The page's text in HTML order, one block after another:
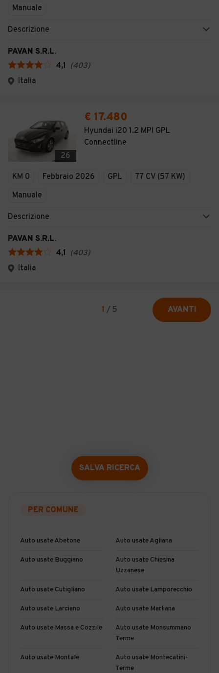
Manuale
Descrizione
PAVAN S.R.L.
4,1 (403)
Italia
26
€ 17.480
Hyundai i20 1.2 MPI GPL
Connectline
KM 0 Febbraio 2026 GPL
77 CV (57 KW)
Manuale
Descrizione
PAVAN S.R.L.
4,1 (403)
Italia
1 / 5 AVANTI
SALVA RICERCA
PER COMUNE
Auto usate Abetone Auto usate Agliana
Auto usate Buggiano
Auto usate Chiesina
Uzzanese
Auto usate Cutigliano Auto usate Lamporecchio
Auto usate Larciano Auto usate Marliana
Auto usate Massa e Cozzile
Auto usate Monsummano
Terme
Auto usate Montale
Auto usate Montecatini-
Terme